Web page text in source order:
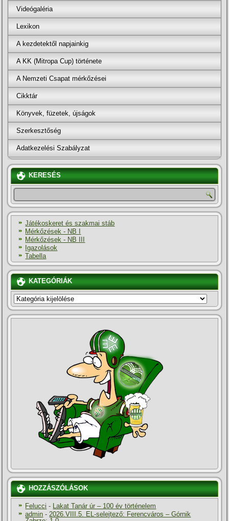
Videógaléria
Lexikon
A kezdetektől napjainkig
A KK (Mitropa Cup) története
A Nemzeti Csapat mérkőzései
Cikktár
Könyvek, füzetek, újságok
Szerkesztőség
Adatkezelési Szabályzat
KERESÉS
Játékoskeret és szakmai stáb
Mérkőzések - NB I
Mérkőzések - NB III
Igazolások
Tabella
KATEGÓRIÁK
KATEGÓRIÁK
HOZZÁSZÓLÁSOK
Felucci - Lakat Tanár úr – 100 év történelem
admin -2026.VIII.5. EL-selejtező: Ferencváros – Górnik